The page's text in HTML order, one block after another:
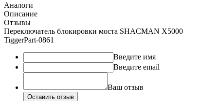
Аналоги
Описание
Отзывы
Переключатель блокировки моста SHACMAN X5000
TiggerPart-0861
Введите имя
Введите email
Ваш отзыв
Оставить отзыв